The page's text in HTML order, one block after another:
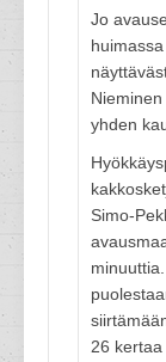
Jo
yhden
Simo-
26